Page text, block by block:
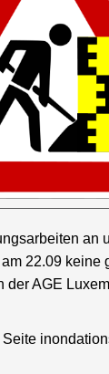
an
22.09 keine
der AGE
Seite